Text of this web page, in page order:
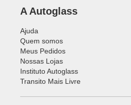
A Autoglass
Ajuda
Quem somos
Meus Pedidos
Nossas Lojas
Instituto Autoglass
Transito Mais Livre